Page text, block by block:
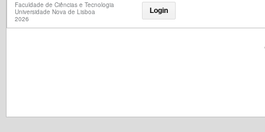
Faculdade de Ciências e Tecnologia
Universidade Nova de Lisboa
2026
Login